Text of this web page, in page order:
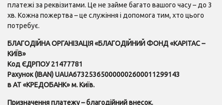
платежі за реквізитами. Це не займе багато вашого часу – до 3
хв. Кожна пожертва – це служіння і допомога тим, хто цього
потребує.
БЛАГОДІЙНА ОРГАНІЗАЦІЯ «БЛАГОДІЙНИЙ ФОНД «КАРІТАС –
КИЇВ»
Код ЄДРПОУ 21477781
Рахунок (IBAN) UAUA673253650000002600011299143
в АТ «КРЕДОБАНК» м. Київ.
Призначення платежу – благодійний внесок.